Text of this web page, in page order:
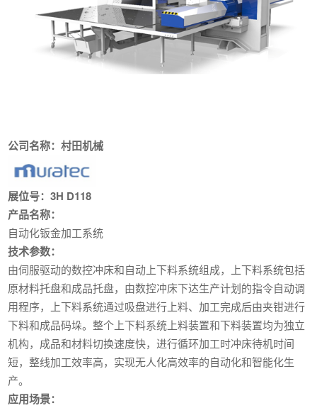
公司名称：村田机械
展位号：3H D118
产品名称：
自动化钣金加工系统
技术参数：
由伺服驱动的数控冲床和自动上下料系统组成，上下料系统包括
原材料托盘和成品托盘，由数控冲床下达生产计划的指令自动调
用程序，上下料系统通过吸盘进行上料、加工完成后由夹钳进行
下料和成品码垛。整个上下料系统上料装置和下料装置均为独立
机构，成品和材料切换速度快，进行循环加工时冲床待机时间
短，整线加工效率高，实现无人化高效率的自动化和智能化生
产。
应用场景：